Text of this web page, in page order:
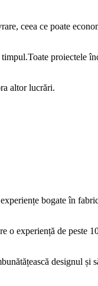
ceea ce poate
proiectele
altor lucrări.
bogate în
o experiență de peste
designul și